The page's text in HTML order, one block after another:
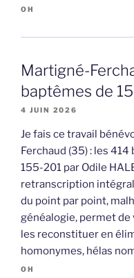
OH
Martigné-
baptêmes de
4 JUIN 2026
Je fais ce travail
Ferchaud (35) : les
155-201 par Odile
retranscription
du point par point,
généalogie, permet
les reconstituer en
homonymes, hélas
OH